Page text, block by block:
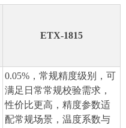
ETX-1815
0.05%，常规精度级别，可
满足日常常规校验需求，
性价比更高，精度参数适
配常规场景，温度系数与